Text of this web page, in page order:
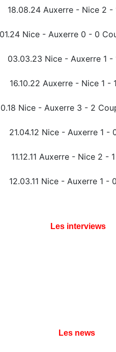
18.08.24 Auxerre - Nice 2 -
Nice - Auxerre 0 - 0
03.03.23 Nice - Auxerre 1 -
16.10.22 Auxerre - Nice 1 -
Nice - Auxerre 3 - 2
21.04.12 Nice - Auxerre 1 -
11.12.11 Auxerre - Nice 2 -
12.03.11 Nice - Auxerre 1 -
Les interviews
Les news